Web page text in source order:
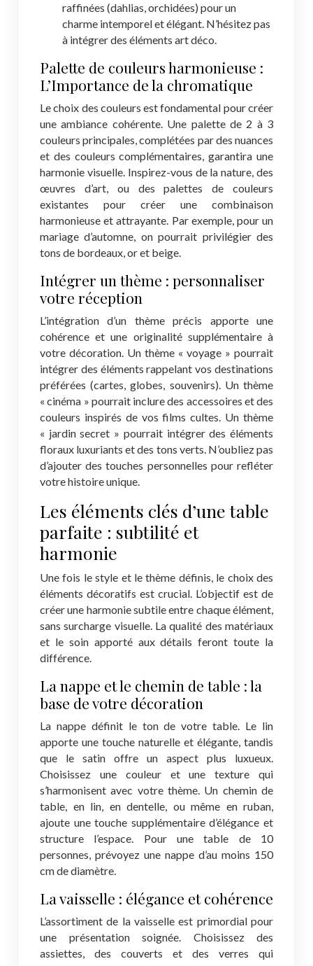
raffinées (dahlias, orchidées) pour un
charme intemporel et élégant. N’hésitez pas
à intégrer des éléments art déco.
Palette de couleurs harmonieuse :
L’Importance de la chromatique
Le choix des couleurs est fondamental pour créer
une ambiance cohérente. Une palette de 2 à 3
couleurs principales, complétées par des nuances
et des couleurs complémentaires, garantira une
harmonie visuelle. Inspirez-vous de la nature, des
œuvres d’art, ou des palettes de couleurs
existantes pour créer une combinaison
harmonieuse et attrayante. Par exemple, pour un
mariage d’automne, on pourrait privilégier des
tons de bordeaux, or et beige.
Intégrer un thème : personnaliser
votre réception
L’intégration d’un thème précis apporte une
cohérence et une originalité supplémentaire à
votre décoration. Un thème « voyage » pourrait
intégrer des éléments rappelant vos destinations
préférées (cartes, globes, souvenirs). Un thème
« cinéma » pourrait inclure des accessoires et des
couleurs inspirés de vos films cultes. Un thème
« jardin secret » pourrait intégrer des éléments
floraux luxuriants et des tons verts. N’oubliez pas
d’ajouter des touches personnelles pour refléter
votre histoire unique.
Les éléments clés d’une table
parfaite : subtilité et
harmonie
Une fois le style et le thème définis, le choix des
éléments décoratifs est crucial. L’objectif est de
créer une harmonie subtile entre chaque élément,
sans surcharge visuelle. La qualité des matériaux
et le soin apporté aux détails feront toute la
différence.
La nappe et le chemin de table : la
base de votre décoration
La nappe définit le ton de votre table. Le lin
apporte une touche naturelle et élégante, tandis
que le satin offre un aspect plus luxueux.
Choisissez une couleur et une texture qui
s’harmonisent avec votre thème. Un chemin de
table, en lin, en dentelle, ou même en ruban,
ajoute une touche supplémentaire d’élégance et
structure l’espace. Pour une table de 10
personnes, prévoyez une nappe d’au moins 150
cm de diamètre.
La vaisselle : élégance et cohérence
L’assortiment de la vaisselle est primordial pour
une présentation soignée. Choisissez des
assiettes, des couverts et des verres qui